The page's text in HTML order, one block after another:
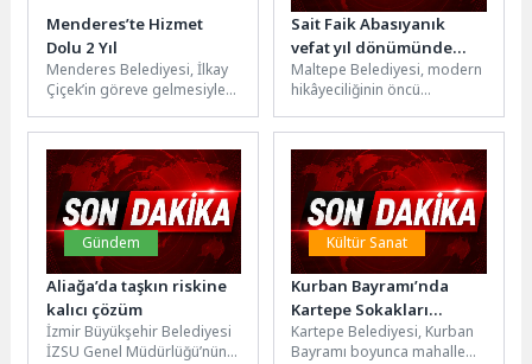
Menderes’te Hizmet
Dolu 2 Yıl
Menderes Belediyesi, İlkay
Çiçek’in göreve gelmesiyle
projeyi hayata geçirip
birçok...
Sait Faik Abasıyanık
vefat yıl dönümünde
anıldı
Maltepe Belediyesi, modern
hikâyeciliğinin öncü
Abasıyanık’ı vefatının 72. yıl
dönümünde Burgazada’da
düzenlediği...
Gündem
Aliağa’da taşkın riskine
kalıcı çözüm
İzmir Büyükşehir Belediyesi
İZSU Genel Müdürlüğü’nün
Kültür Sanat
Kurban Bayramı’nda
Kartepe Sokakları
Şenlenecek
Kartepe Belediyesi, Kurban
Bayramı boyunca mahalle